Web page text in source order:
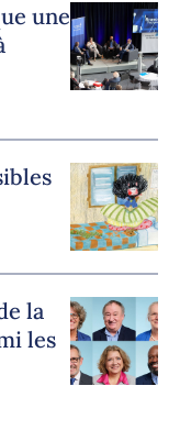
une
la
les